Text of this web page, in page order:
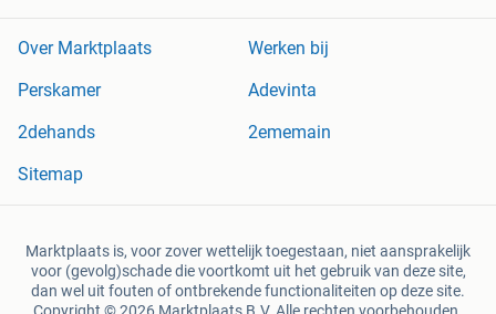
Over Marktplaats
Werken bij
Perskamer
Adevinta
2dehands
2ememain
Sitemap
Marktplaats is, voor zover wettelijk toegestaan, niet aansprakelijk
voor (gevolg)schade die voortkomt uit het gebruik van deze site,
dan wel uit fouten of ontbrekende functionaliteiten op deze site.